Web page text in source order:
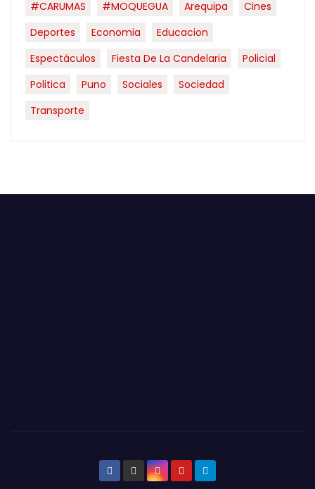
#CARUMAS #MOQUEGUA Arequipa
Cines
Deportes
Economia
Educacion
Espectáculos
Fiesta De La Candelaria
Policial
Politica
Puno Sociales
Sociedad
Transporte